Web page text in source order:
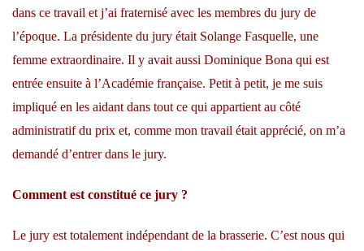
dans ce travail et j’ai fraternisé avec les membres du jury de
l’époque. La présidente du jury était Solange Fasquelle, une
femme extraordinaire. Il y avait aussi Dominique Bona qui est
entrée ensuite à l’Académie française. Petit à petit, je me suis
impliqué en les aidant dans tout ce qui appartient au côté
administratif du prix et, comme mon travail était apprécié, on m’a
demandé d’entrer dans le jury.
Comment est constitué ce jury ?
Le jury est totalement indépendant de la brasserie. C’est nous qui